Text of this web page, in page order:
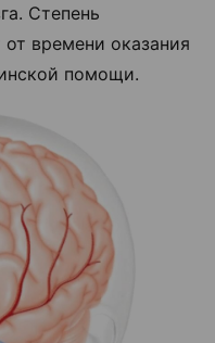
Степень
времени оказания
помощи.